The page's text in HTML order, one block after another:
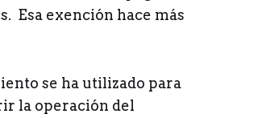
Esa exención hace más
se ha utilizado para
la operación del